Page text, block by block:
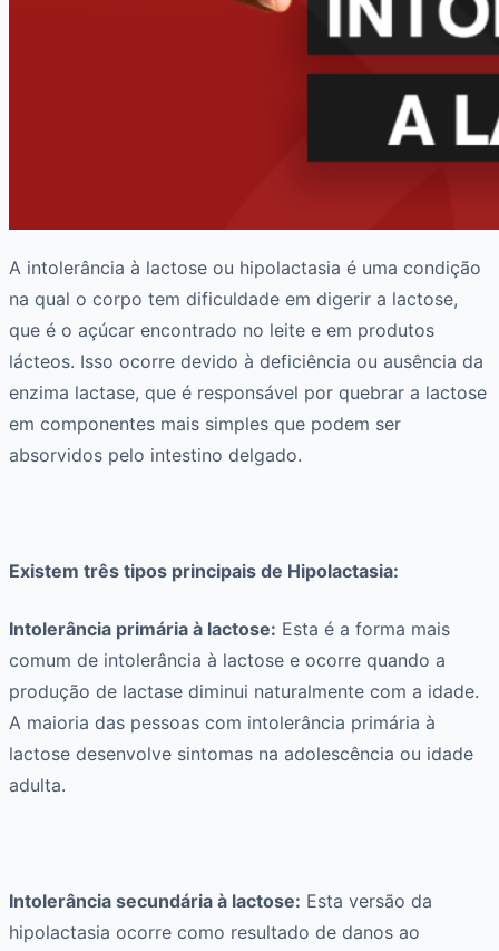
A intolerância à lactose ou hipolactasia é uma condição
na qual o corpo tem dificuldade em digerir a lactose,
que é o açúcar encontrado no leite e em produtos
lácteos. Isso ocorre devido à deficiência ou ausência da
enzima lactase, que é responsável por quebrar a lactose
em componentes mais simples que podem ser
absorvidos pelo intestino delgado.
Existem três tipos principais de Hipolactasia:
Intolerância primária à lactose: Esta é a forma mais
comum de intolerância à lactose e ocorre quando a
produção de lactase diminui naturalmente com a idade.
A maioria das pessoas com intolerância primária à
lactose desenvolve sintomas na adolescência ou idade
adulta.
Intolerância secundária à lactose: Esta versão da
hipolactasia ocorre como resultado de danos ao